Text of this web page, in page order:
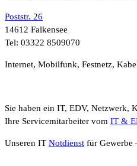
Poststr. 26
14612 Falkensee
Tel: 03322 8509070
Internet, Mobilfunk, Festnetz,
Sie haben ein IT, EDV, Netzwerk,
Ihre Servicemitarbeiter vom IT &
Unseren IT Notdienst für Gewerbe